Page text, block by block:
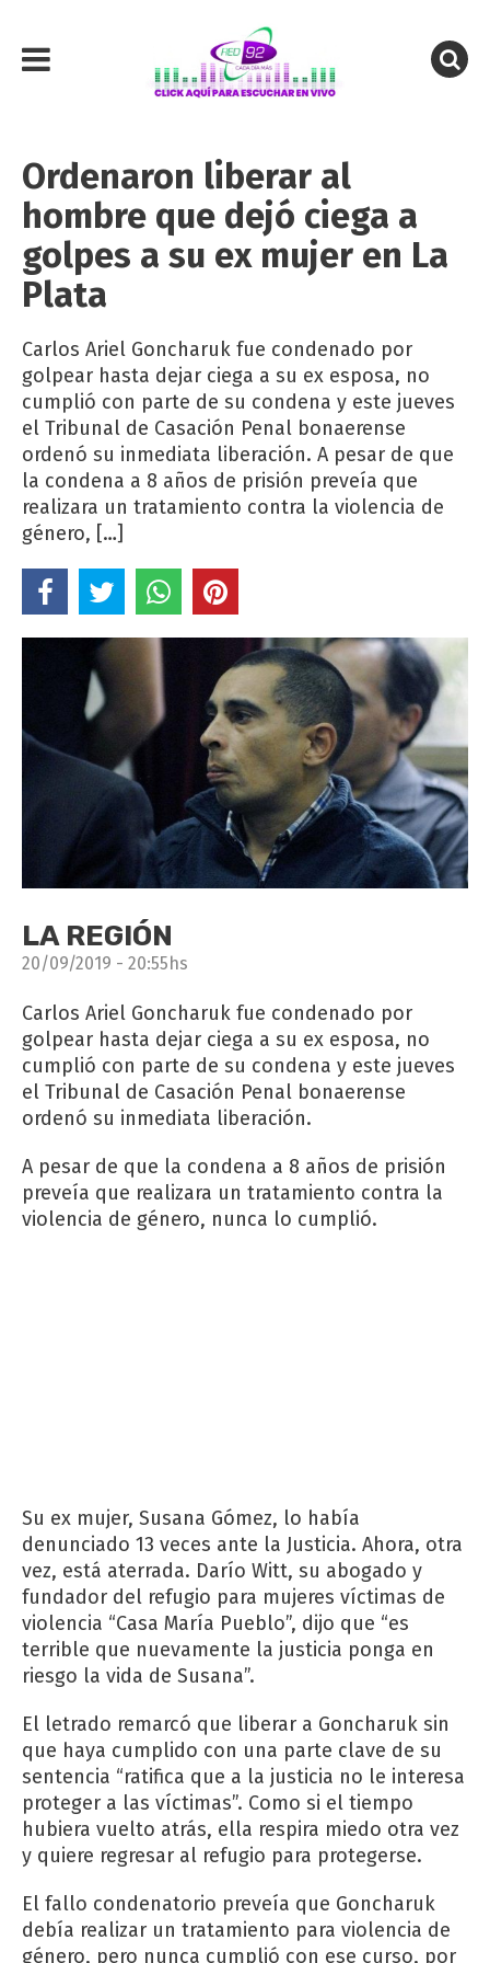
Ordenaron liberar al
hombre que dejó ciega a
golpes a su ex mujer en La
Plata
Carlos Ariel Goncharuk fue condenado por
golpear hasta dejar ciega a su ex esposa, no
cumplió con parte de su condena y este jueves
el Tribunal de Casación Penal bonaerense
ordenó su inmediata liberación. A pesar de que
la condena a 8 años de prisión preveía que
realizara un tratamiento contra la violencia de
género, […]
LA REGIÓN
20/09/2019 - 20:55hs
Carlos Ariel Goncharuk fue condenado por
golpear hasta dejar ciega a su ex esposa, no
cumplió con parte de su condena y este jueves
el Tribunal de Casación Penal bonaerense
ordenó su inmediata liberación.
A pesar de que la condena a 8 años de prisión
preveía que realizara un tratamiento contra la
violencia de género, nunca lo cumplió.
Su ex mujer, Susana Gómez, lo había
denunciado 13 veces ante la Justicia. Ahora, otra
vez, está aterrada. Darío Witt, su abogado y
fundador del refugio para mujeres víctimas de
violencia “Casa María Pueblo”, dijo que “es
terrible que nuevamente la justicia ponga en
riesgo la vida de Susana”.
El letrado remarcó que liberar a Goncharuk sin
que haya cumplido con una parte clave de su
sentencia “ratifica que a la justicia no le interesa
proteger a las víctimas”. Como si el tiempo
hubiera vuelto atrás, ella respira miedo otra vez
y quiere regresar al refugio para protegerse.
El fallo condenatorio preveía que Goncharuk
debía realizar un tratamiento para violencia de
género, pero nunca cumplió con ese curso, por